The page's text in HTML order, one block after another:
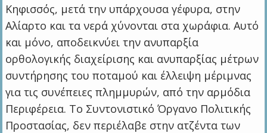
Κηφισσός, μετά την υπάρχουσα γέφυρα, στην
Αλίαρτο και τα νερά χύνονται στα χωράφια. Αυτό
και μόνο, αποδεικνύει την ανυπαρξία
ορθολογικής διαχείρισης και ανυπαρξίας μέτρων
συντήρησης του ποταμού και έλλειψη μέριμνας
για τις συνέπειες πλημμυρών, από την αρμόδια
Περιφέρεια. Το Συντονιστικό Όργανο Πολιτικής
Προστασίας, δεν περιέλαβε στην ατζέντα των